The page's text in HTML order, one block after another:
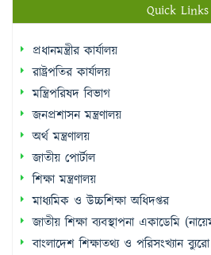
Quick Links
প্রধানমন্ত্রীর কার্যালয়
রাষ্ট্রপতির কার্যালয়
মন্ত্রিপরিষদ বিভাগ
জনপ্রশাসন মন্ত্রণালয়
অর্থ মন্ত্রণালয়
জাতীয় পোর্টাল
শিক্ষা মন্ত্রণালয়
মাধ্যমিক ও উচ্চশিক্ষা অধিদপ্তর
জাতীয় শিক্ষা ব্যবস্থাপনা একাডেমি
বাংলাদেশ শিক্ষাতথ্য ও পরিসংখ্যান